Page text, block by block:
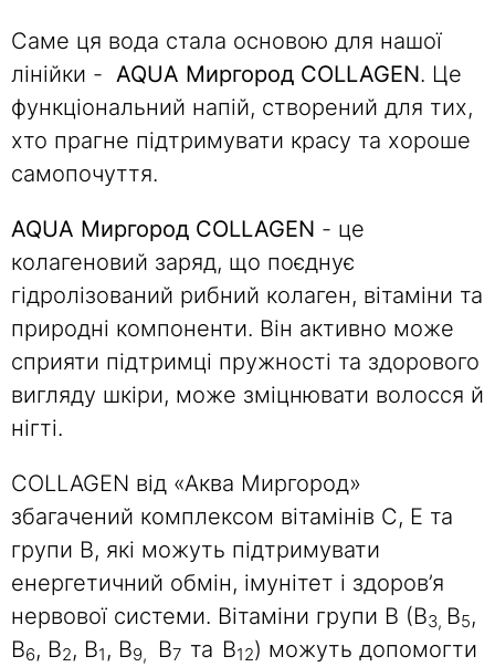
Саме ця вода стала основою для нашої
лінійки - AQUA Миргород COLLAGEN. Це
функціональний напій, створений для тих,
хто прагне підтримувати красу та хороше
самопочуття.
AQUA Миргород COLLAGEN - це
колагеновий заряд, що поєднує
гідролізований рибний колаген, вітаміни та
природні компоненти. Він активно може
сприяти підтримці пружності та здорового
вигляду шкіри, може зміцнювати волосся й
нігті.
COLLAGEN від «Аква Миргород»
збагачений комплексом вітамінів С, Е та
групи В, які можуть підтримувати
енергетичний обмін, імунітет і здоров’я
нервової системи. Вітаміни групи В (B3, B5,
B6, B2, B1 , B9, B7 та B12) можуть допомогти